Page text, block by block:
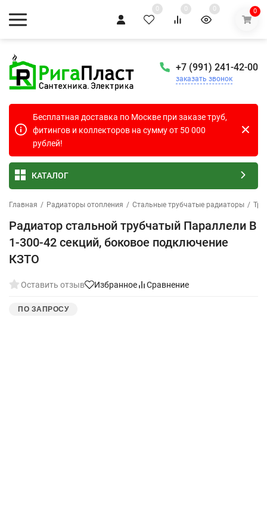
0 0 0 0
+7 (991) 241-42-00
заказать звонок
Бесплатная доставка по Москве при заказе труб,
фитингов и коллекторов на сумму от 50 000
рублей!
КАТАЛОГ
Главная / Радиаторы отопления / Стальные трубчатые радиаторы /
Радиатор стальной трубчатый Параллели В
1-300-42 секций, боковое подключение
КЗТО
Оставить отзыв Избранное Сравнение
ПО ЗАПРОСУ